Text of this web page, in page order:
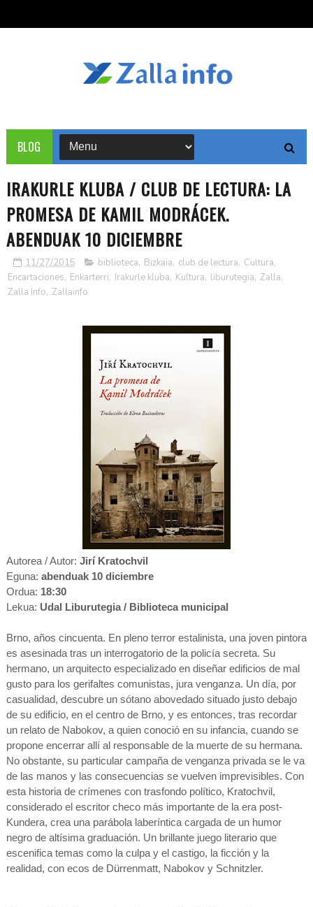
BLOG
IRAKURLE KLUBA / CLUB DE LECTURA: LA
PROMESA DE KAMIL MODRÁCEK.
ABENDUAK 10 DICIEMBRE
11/27/2015 biblioteca, Bizkaia, club de lectura, Cultura,
Encartaciones, Enkarterri, Irakurle kluba, Kultura, liburutegia, Zalla,
Zalla Info, Zallainfo
Autorea / Autor: Jirí Kratochvil
Eguna: abenduak 10 diciembre
Ordua: 18:30
Lekua: Udal Liburutegia / Biblioteca municipal
Brno, años cincuenta. En pleno terror estalinista, una joven pintora
es asesinada tras un interrogatorio de la policía secreta. Su
hermano, un arquitecto especializado en diseñar edificios de mal
gusto para los gerifaltes comunistas, jura venganza. Un día, por
casualidad, descubre un sótano abovedado situado justo debajo
de su edificio, en el centro de Brno, y es entonces, tras recordar
un relato de Nabokov, a quien conoció en su infancia, cuando se
propone encerrar allí al responsable de la muerte de su hermana.
No obstante, su particular campaña de venganza privada se le va
de las manos y las consecuencias se vuelven imprevisibles. Con
esta historia de crímenes con trasfondo político, Kratochvil,
considerado el escritor checo más importante de la era post-
Kundera, crea una parábola laberíntica cargada de un humor
negro de altísima graduación. Un brillante juego literario que
escenifica temas como la culpa y el castigo, la ficción y la
realidad, con ecos de Dürrenmatt, Nabokov y Schnitzler.